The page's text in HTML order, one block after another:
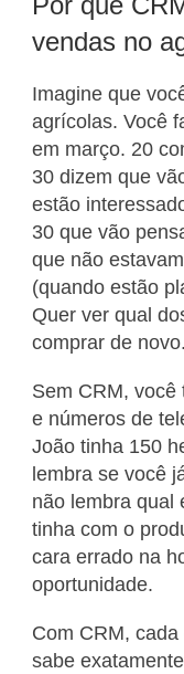
vendas no
Imagine que
agrícolas. Você
em março. 20
30 dizem que
estão
30 que vão
que não
(quando estão
Quer ver qual
comprar de novo.
Sem CRM, você
e números de
João tinha 150
lembra se você
não lembra qual
tinha com o
cara errado na
oportunidade.
Com CRM,
sabe